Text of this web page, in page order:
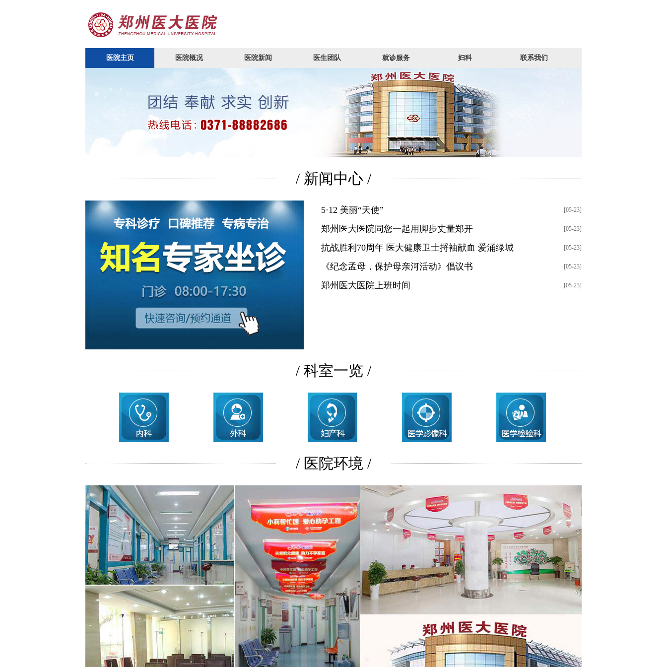
医院主页 医院概况 医院新闻 医生团队 就诊服务 妇科 联系我们
/ 新闻中心 /
[05-23]
5·12 美丽“天使”
[05-23]
郑州医大医院同您一起用脚步丈量郑开
[05-23]
抗战胜利70周年 医大健康卫士捋袖献血 爱涌绿城
[05-23]
《纪念孟母，保护母亲河活动》倡议书
[05-23]
郑州医大医院上班时间
/ 科室一览 /
/ 医院环境 /